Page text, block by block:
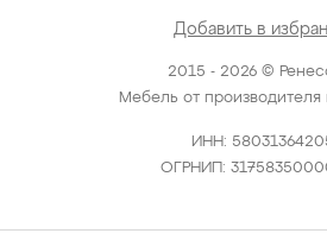
2015 - 2026 ©
Мебель от производителя
ИНН:
ОГРНИП:
Добавить в